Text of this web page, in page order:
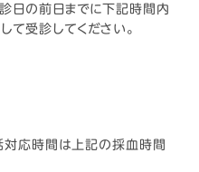
日の前日までに下記時間内
て受診してください。
応時間は上記の採血時間